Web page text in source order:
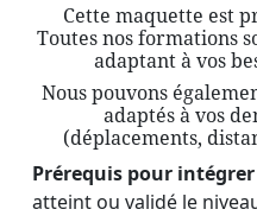
Cette maquette est
Toutes nos formations
adaptant à vos
Nous pouvons
adaptés à vos
(déplacements,
Prérequis pour
atteint ou validé le